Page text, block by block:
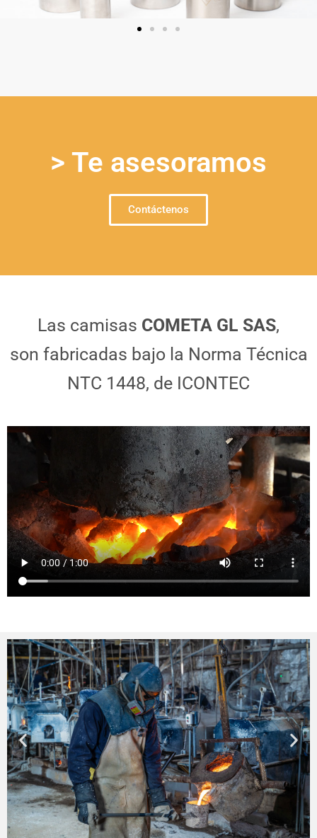
> Te asesoramos
Contáctenos
Las camisas COMETA GL SAS,
son fabricadas bajo la Norma Técnica
NTC 1448, de ICONTEC